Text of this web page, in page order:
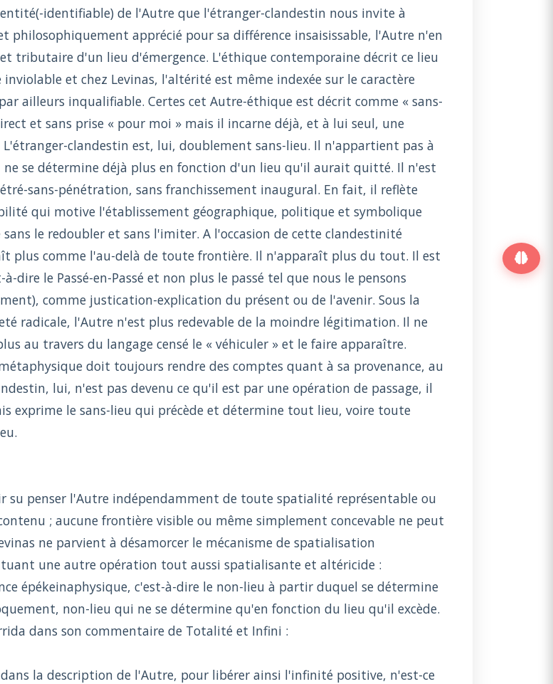
identifiable) de l'Autre que l'étranger-clandestin nous invite à
philosophiquement apprécié pour sa différence insaisissable, l'Autre n'en
tributaire d'un lieu d'émergence. L'éthique contemporaine décrit ce lieu
et chez Levinas, l'altérité est même indexée sur le caractère
ailleurs inqualifiable. Certes cet Autre-éthique est décrit comme « sans-
et sans prise « pour moi » mais il incarne déjà, et à lui seul, une
clandestin est, lui, doublement sans-lieu. Il n'appartient pas à
se détermine déjà plus en fonction d'un lieu qu'il aurait quitté. Il n'est
sans-pénétration, sans franchissement inaugural. En fait, il reflète
qui motive l'établissement géographique, politique et symbolique
le redoubler et sans l'imiter. A l'occasion de cette clandestinité
plus comme l'au-delà de toute frontière. Il n'apparaît plus du tout. Il est
dire le Passé-en-Passé et non plus le passé tel que nous le pensons
comme justication-explication du présent ou de l'avenir. Sous la
radicale, l'Autre n'est plus redevable de la moindre légitimation. Il ne
au travers du langage censé le « véhiculer » et le faire apparaître.
doit toujours rendre des comptes quant à sa provenance, au
lui, n'est pas devenu ce qu'il est par une opération de passage, il
exprime le sans-lieu qui précède et détermine tout lieu, voire toute
su penser l'Autre indépendamment de toute spatialité représentable ou
; aucune frontière visible ou même simplement concevable ne peut
ne parvient à désamorcer le mécanisme de spatialisation
une autre opération tout aussi spatialisante et altéricide :
épékeinaphysique, c'est-à-dire le non-lieu à partir duquel se détermine
non-lieu qui ne se détermine qu'en fonction du lieu qu'il excède.
dans son commentaire de Totalité et Infini :
la description de l'Autre, pour libérer ainsi l'infinité positive, n'est-ce